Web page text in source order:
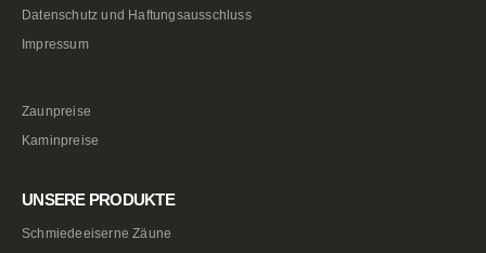
Datenschutz und Haftungsausschluss
Impressum
Zaunpreise
Kaminpreise
UNSERE PRODUKTE
Schmiedeeiserne Zäune